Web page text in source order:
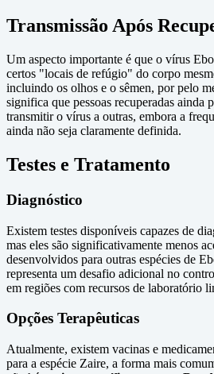
Transmissão Após
Um aspecto importante é que o vírus
certos "locais de refúgio" do corpo
incluindo os olhos e o sêmen, por pelo
significa que pessoas recuperadas ainda
transmitir o vírus a outras, embora a
ainda não seja claramente definida.
Testes e Tratamento
Diagnóstico
Existem testes disponíveis capazes de
mas eles são significativamente menos
desenvolvidos para outras espécies de
representa um desafio adicional no
em regiões com recursos de laboratório
Opções Terapêuticas
Atualmente, existem vacinas e
para a espécie Zaire, a forma mais